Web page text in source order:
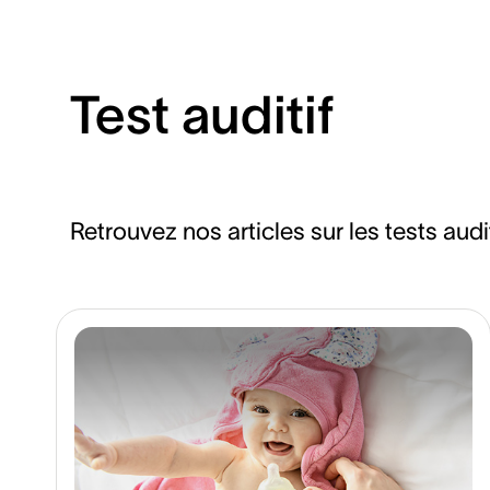
Test auditif
Retrouvez nos articles sur les tests